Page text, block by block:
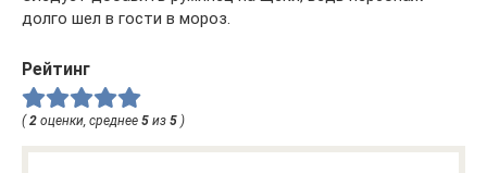
долго шел в гости в мороз.
Рейтинг
(2 оценки, среднее 5 из 5 )